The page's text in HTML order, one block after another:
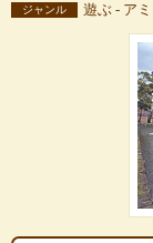
ジャンル 遊ぶ - ア